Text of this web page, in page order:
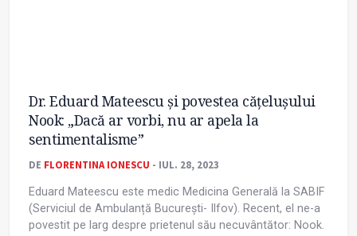
Dr. Eduard Mateescu și povestea cățelușului
Nook: „Dacă ar vorbi, nu ar apela la
sentimentalisme”
DE FLORENTINA IONESCU - IUL. 28, 2023
Eduard Mateescu este medic Medicina Generală la SABIF
(Serviciul de Ambulanță București- Ilfov). Recent, el ne-a
povestit pe larg despre prietenul său necuvântător: Nook.